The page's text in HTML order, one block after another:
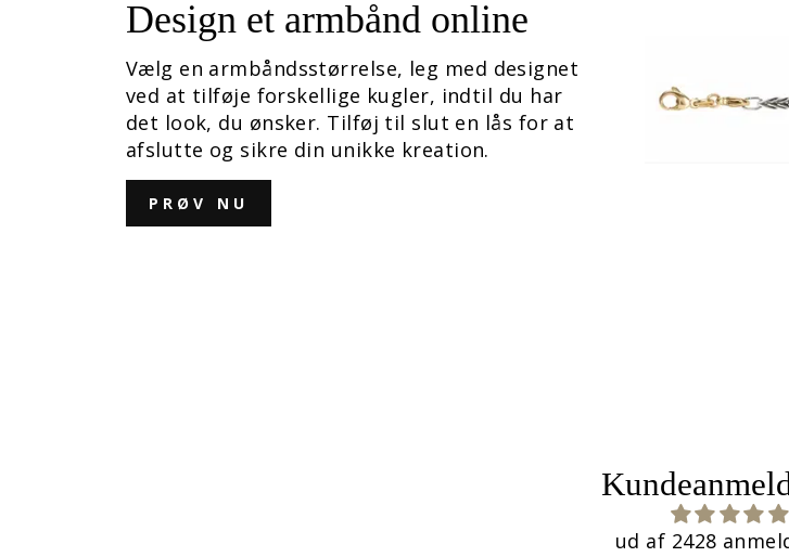
Design et armbånd online
Vælg en armbåndsstørrelse, leg med designet
ved at tilføje forskellige kugler, indtil du har
det look, du ønsker. Tilføj til slut en lås for at
afslutte og sikre din unikke kreation.
PRØV NU
ud af 2428